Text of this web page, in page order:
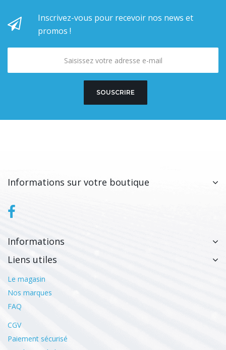
Inscrivez-vous pour recevoir nos news et
promos !
SOUSCRIRE
Informations sur votre boutique
Informations
Liens utiles
Le magasin
Nos marques
FAQ
CGV
Paiement sécurisé